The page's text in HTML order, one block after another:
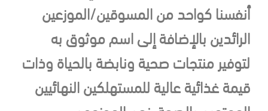
أنفسنا كواحد من المسوقين/الموزعين
الرائدين بالإضافة إلى اسم موثوق به
لتوفير منتجات صحية ونابضة بالحياة وذات
قيمة غذائية عالية للمستهلكين النهائيين